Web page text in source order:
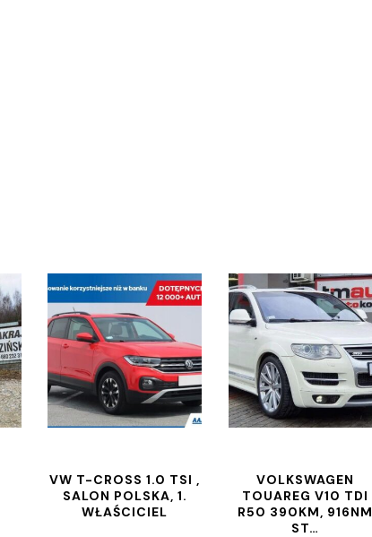
VW T-CROSS 1.0 TSI ,
SALON POLSKA, 1.
WŁAŚCICIEL
VOLKSWAGEN
TOUAREG V10 TDI
R50 390KM, 916NM
ST…